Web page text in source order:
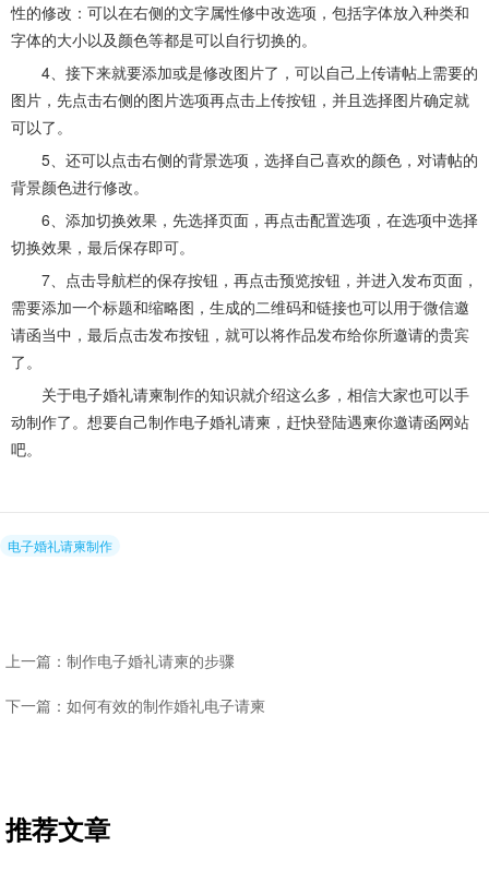
性的修改：可以在右侧的文字属性修中改选项，包括字体放入种类和
字体的大小以及颜色等都是可以自行切换的。
4、接下来就要添加或是修改图片了，可以自己上传请帖上需要的
图片，先点击右侧的图片选项再点击上传按钮，并且选择图片确定就
可以了。
5、还可以点击右侧的背景选项，选择自己喜欢的颜色，对请帖的
背景颜色进行修改。
6、添加切换效果，先选择页面，再点击配置选项，在选项中选择
切换效果，最后保存即可。
7、点击导航栏的保存按钮，再点击预览按钮，并进入发布页面，
需要添加一个标题和缩略图，生成的二维码和链接也可以用于微信邀
请函当中，最后点击发布按钮，就可以将作品发布给你所邀请的贵宾
了。
关于电子婚礼请柬制作的知识就介绍这么多，相信大家也可以手
动制作了。想要自己制作电子婚礼请柬，赶快登陆遇柬你邀请函网站
吧。
电子婚礼请柬制作
上一篇：制作电子婚礼请柬的步骤
下一篇：如何有效的制作婚礼电子请柬
推荐文章